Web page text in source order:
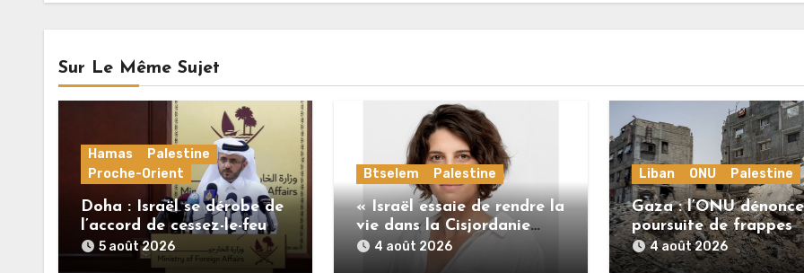
Sur Le Même Sujet
Hamas
Palestine
Proche-Orient
Doha : Israël se dérobe de
l’accord de cessez-le-feu
alors que le Hamas honore
ses engagements
5 août 2026
Btselem Palestine
« Israël essaie de rendre la
vie dans la Cisjordanie
insoutenable pour les
Palestiniens. »
4 août 2026
Liban ONU Palestine
Gaza : l’ONU
poursuite de frappes
meurtrières
4 août 2026